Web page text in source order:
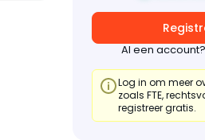
Al een account?
Log in om meer
zoals FTE,
registreer gratis.